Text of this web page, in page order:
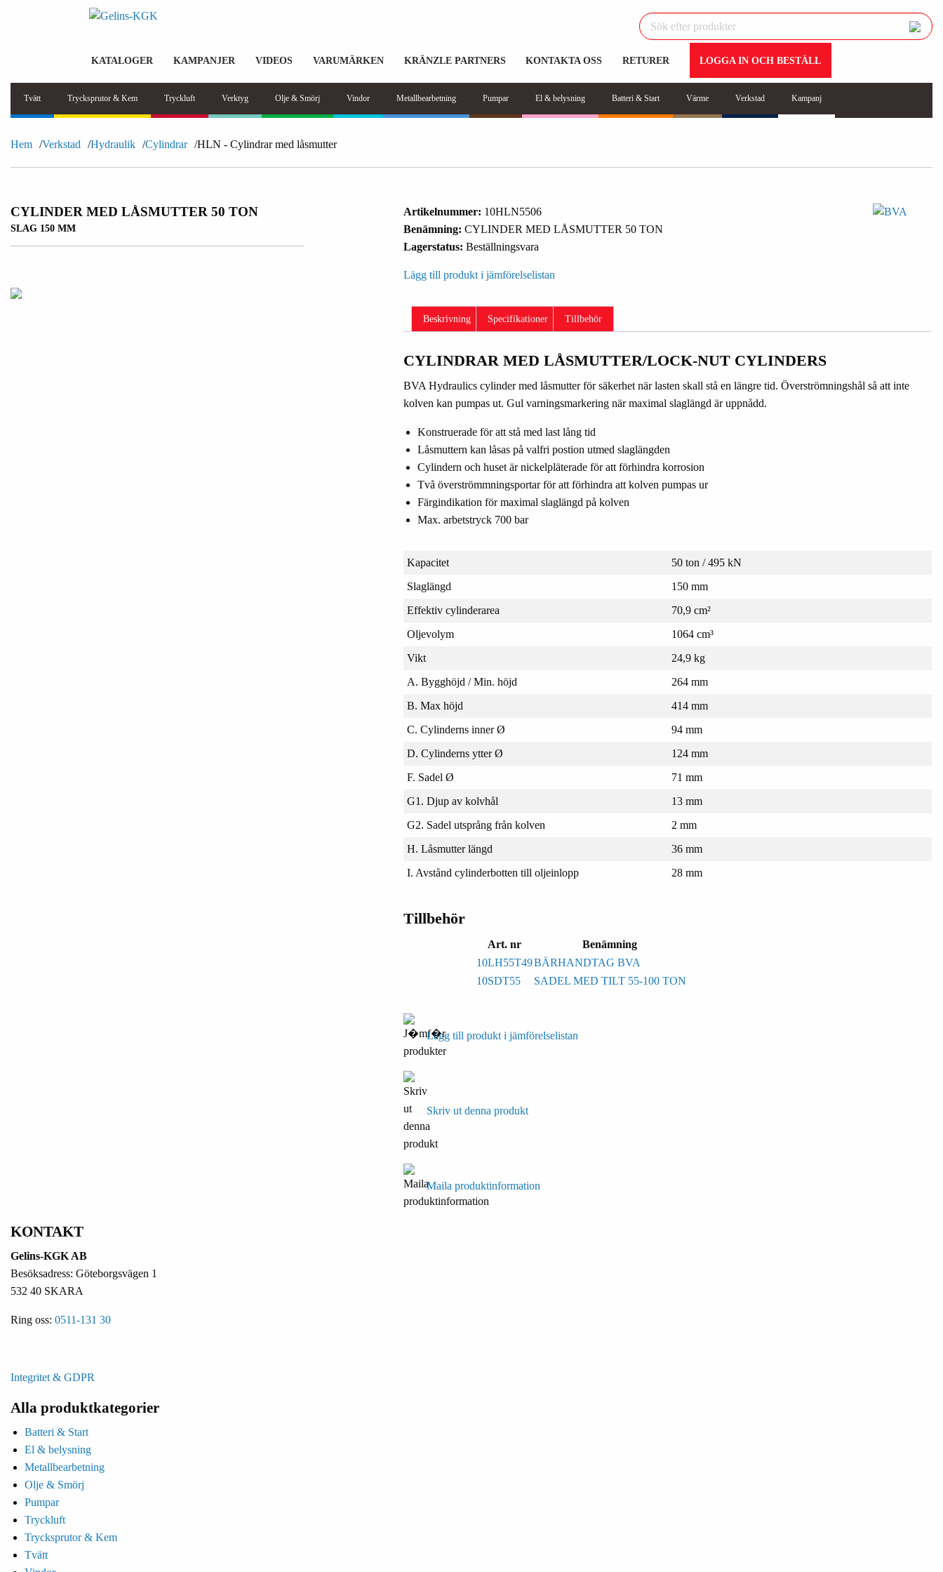
KATALOGER KAMPANJER VIDEOS VARUMÄRKEN KRÄNZLE PARTNERS KONTAKTA OSS RETURER LOGGA IN OCH BESTÄLL
Tvätt Trycksprutor & Kem Tryckluft Verktyg Olje & Smörj Vindor Metallbearbetning Pumpar El & belysning Batteri & Start Värme Verkstad Kampanj
Hem Verkstad Hydraulik Cylindrar HLN - Cylindrar med låsmutter
CYLINDER MED LÅSMUTTER 50 TON
SLAG 150 MM
Artikelnummer: 10HLN5506
Benämning: CYLINDER MED LÅSMUTTER 50 TON
Lagerstatus: Beställningsvara
Lägg till produkt i jämförelselistan
Beskrivning Specifikationer Tillbehör
CYLINDRAR MED LÅSMUTTER/LOCK-NUT CYLINDERS
BVA Hydraulics cylinder med låsmutter för säkerhet när lasten skall stå en längre tid. Överströmningshål så att inte
kolven kan pumpas ut. Gul varningsmarkering när maximal slaglängd är uppnådd.
Konstruerade för att stå med last lång tid
Låsmuttern kan låsas på valfri postion utmed slaglängden
Cylindern och huset är nickelpläterade för att förhindra korrosion
Två överströmmningsportar för att förhindra att kolven pumpas ur
Färgindikation för maximal slaglängd på kolven
Max. arbetstryck 700 bar
Kapacitet
50 ton / 495 kN
Slaglängd
150 mm
Effektiv cylinderarea
70,9 cm²
Oljevolym
1064 cm³
Vikt
24,9 kg
A. Bygghöjd / Min. höjd
264 mm
B. Max höjd
414 mm
C. Cylinderns inner Ø
94 mm
D. Cylinderns ytter Ø
124 mm
F. Sadel Ø
71 mm
G1. Djup av kolvhål
13 mm
G2. Sadel utsprång från kolven
2 mm
H. Låsmutter längd
36 mm
I. Avstånd cylinderbotten till oljeinlopp
28 mm
Tillbehör
Art. nr
Benämning
10LH55T49BÄRHANDTAG BVA
10SDT55
SADEL MED TILT 55-100 TON
Lägg till produkt i jämförelselistan
Skriv ut denna produkt
Maila produktinformation
KONTAKT
Gelins-KGK AB
Besöksadress: Göteborgsvägen 1
532 40 SKARA
Ring oss: 0511-131 30
Integritet & GDPR
Alla produktkategorier
Batteri & Start
El & belysning
Metallbearbetning
Olje & Smörj
Pumpar
Tryckluft
Trycksprutor & Kem
Tvätt